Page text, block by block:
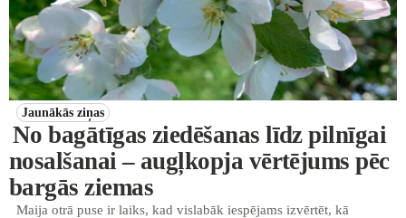
Jaunākās ziņas
No bagātīgas ziedēšanas līdz pilnīgai
nosalšanai – augļkopja vērtējums pēc
bargās ziemas
Maija otrā puse ir laiks, kad vislabāk iespējams izvērtēt, kā